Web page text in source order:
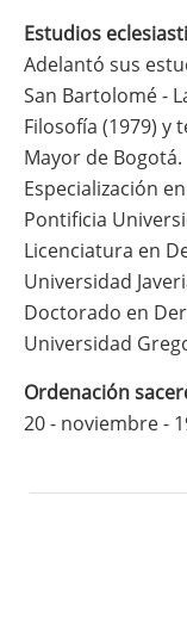
Estudios
Adelantó sus
San Bartolomé -
Filosofía (1979) y
Mayor de Bogotá.
Especialización
Pontificia
Licenciatura en
Universidad
Doctorado en
Universidad
Ordenación
20 - noviembre -